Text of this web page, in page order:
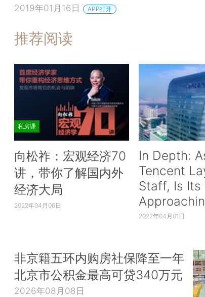
2019年01月16日 APP打开
推荐阅读
私房课
向松祚：宏观经济70
讲，带你了解国内外
经济大局
2022年04月06日
In Depth:
Tencent
Staff, Is Its
2022年04月01日
非京籍五环内购房社保降至一年
北京市公积金最高可贷340万元
2026年08月08日